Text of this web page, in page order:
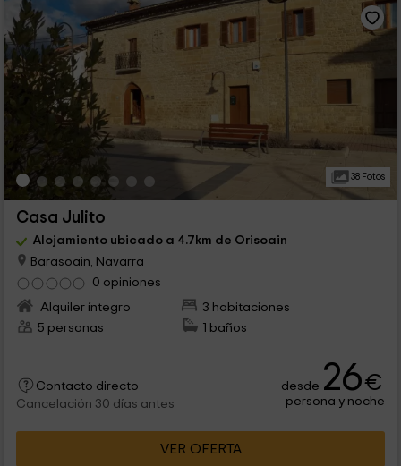
38 Fotos
Casa Julito
Alojamiento ubicado a 4.7km de Orisoain
Barasoain, Navarra
0 opiniones
Alquiler íntegro
3 habitaciones
5 personas
1 baños
Contacto directo
Cancelación 30 días antes
desde 26€
persona y noche
VER OFERTA